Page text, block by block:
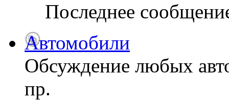
Последнее
Автомобили
Обсуждение любых
пр.